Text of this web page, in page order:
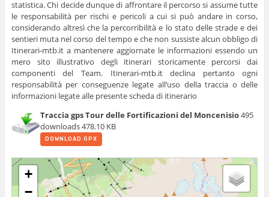
statistica. Chi decide dunque di affrontare il percorso si assume tutte
le responsabilità per rischi e pericoli a cui si può andare in corso,
considerando altresì che la percorribilità e lo stato delle strade e dei
sentieri muta nel corso del tempo e che non sussiste alcun obbligo di
Itinerari-mtb.it a mantenere aggiornate le informazioni essendo un
mero sito illustrativo degli itinerari storicamente percorsi dai
componenti del Team. Itinerari-mtb.it declina pertanto ogni
responsabilità per conseguenze legate all’uso della traccia o delle
informazioni legate alle presente scheda di itinerario
Traccia gps Tour delle Fortificazioni del Moncenisio495
downloads478.10 KB
DOWNLOAD GPX
+
−